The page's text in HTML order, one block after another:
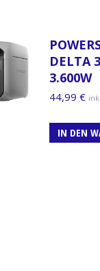
DELTA
3.600W
44,99 €
IN DEN